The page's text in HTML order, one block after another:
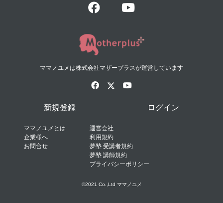
ママノユメは株式会社マザープラスが運営しています
新規登録 ログイン
ママノユメとは
企業様へ
お問合せ
運営会社
利用規約
夢塾 受講者規約
夢塾 講師規約
プライバシーポリシー
©2021 Co.,Ltd ママノユメ